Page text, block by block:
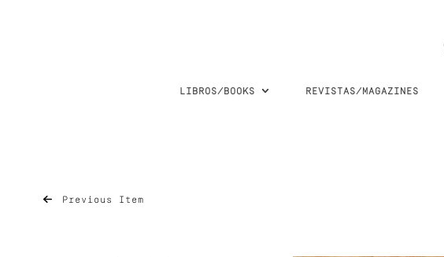
LIBROS/BOOKS REVISTAS/MAGAZINES
Previous Item